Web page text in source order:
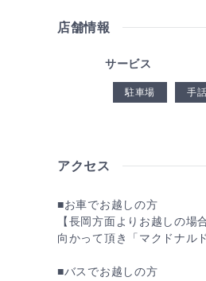
店舗情報
サービス
駐車場 手話
アクセス
■お車でお越しの方
【長岡方面よりお越しの
向かって頂き「マクドナル
■バスでお越しの方